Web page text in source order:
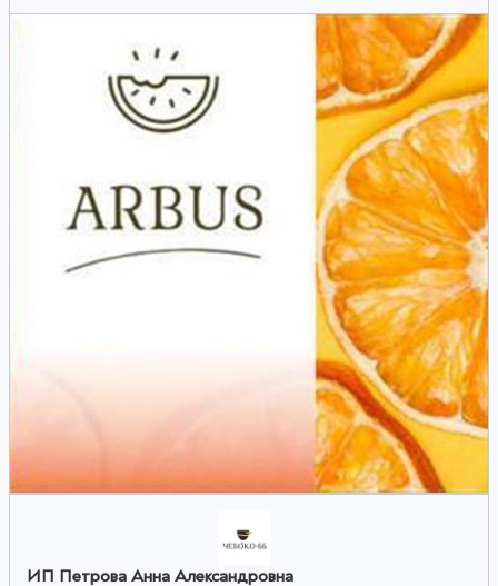
ИП Петрова Анна Александровна